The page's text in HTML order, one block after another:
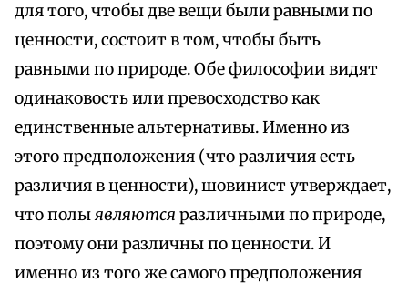
для того, чтобы две вещи были равными по
ценности, состоит в том, чтобы быть
равными по природе. Обе философии видят
одинаковость или превосходство как
единственные альтернативы. Именно из
этого предположения (что различия есть
различия в ценности), шовинист утверждает,
что полыявляются различными по природе,
поэтому они различны по ценности. И
именно из того же самого предположения